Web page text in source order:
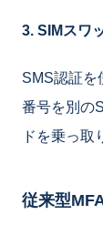
3. SIMスワ
SMS認証を
番号を別の
ドを乗っ取
従来型